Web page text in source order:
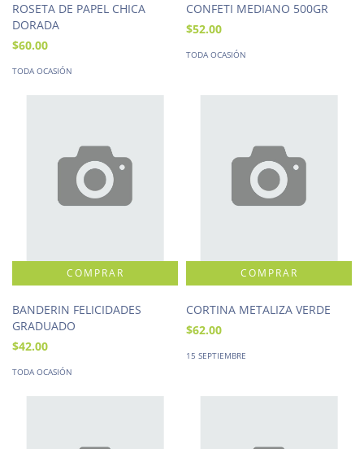
ROSETA DE PAPEL CHICA
DORADA
$60.00
TODA OCASIÓN
CONFETI MEDIANO 500GR
$52.00
TODA OCASIÓN
BANDERIN FELICIDADES
GRADUADO
$42.00
TODA OCASIÓN
CORTINA METALIZA VERDE
$62.00
15 SEPTIEMBRE